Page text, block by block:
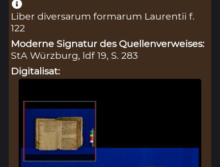
Liber diversarum formarum Laurentii f.
122
Moderne Signatur des Quellenverweises:
StA Würzburg, ldf 19, S. 283
Digitalisat: